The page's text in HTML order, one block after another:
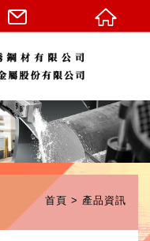
首頁 產品資訊